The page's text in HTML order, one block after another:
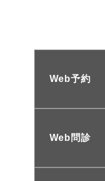
Web予約
Web問診